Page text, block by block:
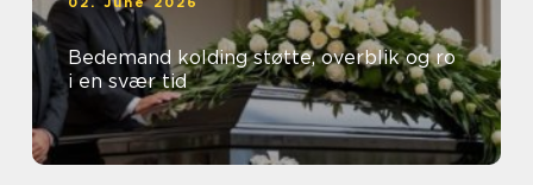
Bedemand kolding støtte, overblik og ro
i en svær tid